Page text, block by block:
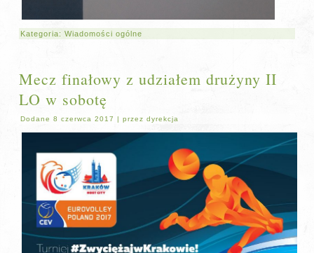
Kategoria:Wiadomości ogólne
Mecz finałowy z udziałem drużyny II
LO w sobotę
Dodane 8 czerwca 2017 |przez dyrekcja